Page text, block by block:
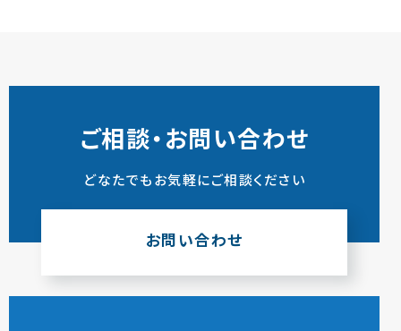
ご相談・お問い合わせ
どなたでもお気軽にご相談ください
お問い合わせ